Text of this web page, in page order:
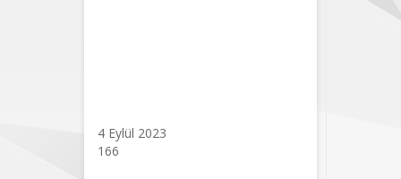
4 Eylül 2023
166